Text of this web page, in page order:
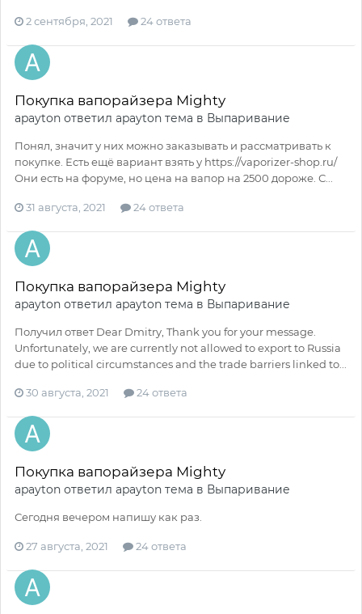
2 сентября, 2021 24 ответа
Покупка вапорайзера Mighty
apayton ответил apayton тема в Выпаривание
Понял, значит у них можно заказывать и рассматривать к
покупке. Есть ещё вариант взять у https://vaporizer-shop.ru/
Они есть на форуме, но цена на вапор на 2500 дороже. С...
31 августа, 2021 24 ответа
Покупка вапорайзера Mighty
apayton ответил apayton тема в Выпаривание
Получил ответ Dear Dmitry, Thank you for your message.
Unfortunately, we are currently not allowed to export to Russia
due to political circumstances and the trade barriers linked to...
30 августа, 2021 24 ответа
Покупка вапорайзера Mighty
apayton ответил apayton тема в Выпаривание
Сегодня вечером напишу как раз.
27 августа, 2021 24 ответа